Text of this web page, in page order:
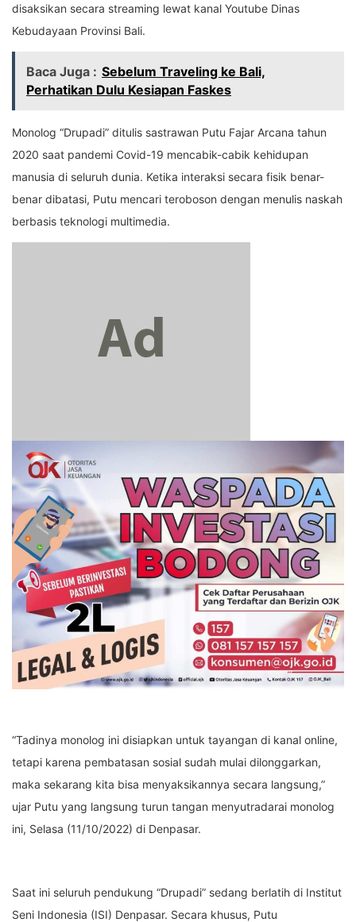
disaksikan secara streaming lewat kanal Youtube Dinas
Kebudayaan Provinsi Bali.
Baca Juga : Sebelum Traveling ke Bali,
Perhatikan Dulu Kesiapan Faskes
Monolog “Drupadi” ditulis sastrawan Putu Fajar Arcana tahun
2020 saat pandemi Covid-19 mencabik-cabik kehidupan
manusia di seluruh dunia. Ketika interaksi secara fisik benar-
benar dibatasi, Putu mencari teroboson dengan menulis naskah
berbasis teknologi multimedia.
“Tadinya monolog ini disiapkan untuk tayangan di kanal online,
tetapi karena pembatasan sosial sudah mulai dilonggarkan,
maka sekarang kita bisa menyaksikannya secara langsung,”
ujar Putu yang langsung turun tangan menyutradarai monolog
ini, Selasa (11/10/2022) di Denpasar.
Saat ini seluruh pendukung “Drupadi” sedang berlatih di Institut
Seni Indonesia (ISI) Denpasar. Secara khusus, Putu